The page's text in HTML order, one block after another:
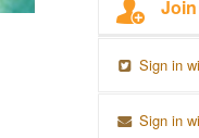
Sign in
Sign in